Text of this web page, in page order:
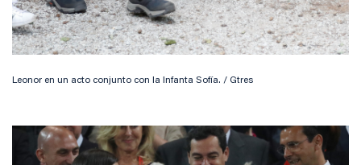
Leonor en un acto conjunto con la Infanta Sofía. / Gtres